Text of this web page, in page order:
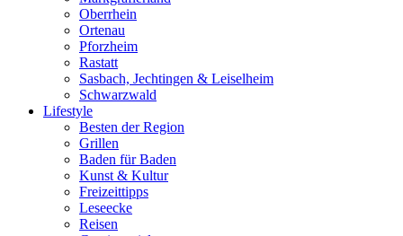
Oberrhein
Ortenau
Pforzheim
Rastatt
Sasbach, Jechtingen & Leiselheim
Schwarzwald
Lifestyle
Besten der Region
Grillen
Baden für Baden
Kunst & Kultur
Freizeittipps
Leseecke
Reisen